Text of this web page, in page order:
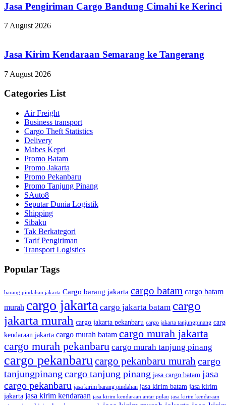
Jasa Pengiriman Cargo Bandung Cimahi ke Kerinci
7 August 2026
Jasa Kirim Kendaraan Semarang ke Tangerang
7 August 2026
Categories List
Air Freight
Business transport
Cargo Theft Statistics
Delivery
Mabes Kepri
Promo Batam
Promo Jakarta
Promo Pekanbaru
Promo Tanjung Pinang
SAuto8
Seputar Dunia Logistik
Shipping
Sibaku
Tak Berkategori
Tarif Pengiriman
Transport Logistics
Popular Tags
barang pindahan jakarta Cargo barang jakarta cargo batam cargo batam
murah cargo jakarta cargo jakarta batam cargo
jakarta murah cargo jakarta pekanbaru cargo jakarta tanjungpinang
kendaraan jakarta cargo murah batam cargo murah jakarta
cargo murah pekanbaru cargo murah tanjung pinang
cargo pekanbaru cargo pekanbaru murah cargo
tanjungpinang cargo tanjung pinang jasa cargo batam jasa
cargo pekanbaru jasa kirim barang pindahan jasa kirim batam jasa kirim
jakarta jasa kirim kendaraan jasa kirim kendaraan antar pulau jasa kirim kendaraan